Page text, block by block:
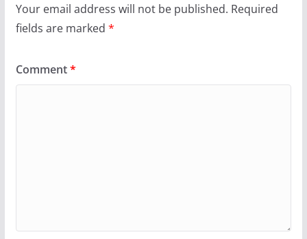
Your email address will not be published. Required
fields are marked *
Comment*